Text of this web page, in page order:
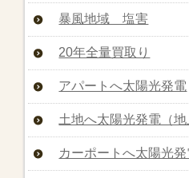
暴風地域 塩害
20年全量買取り
アパートへ太陽光発電
土地へ太陽光発電（地
カーポートへ太陽光発